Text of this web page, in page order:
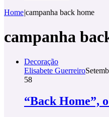
Home|campanha back home
campanha
Decoração
Elisabete Guerreiro
58
“Back Home”,